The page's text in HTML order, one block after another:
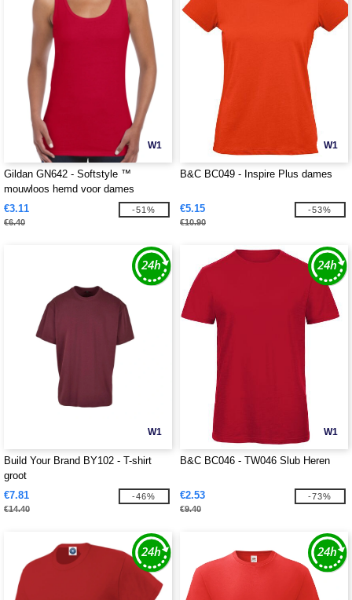
W1
Gildan GN642 - Softstyle ™
mouwloos hemd voor dames
€3.11
€6.40
-51%
W1
B&C BC049 - Inspire Plus dames
€5.15
€10.90
-53%
W1
Build Your Brand BY102 - T-shirt
groot
€7.81
€14.40
-46%
W1
B&C BC046 - TW046 Slub Heren
€2.53
€9.40
-73%